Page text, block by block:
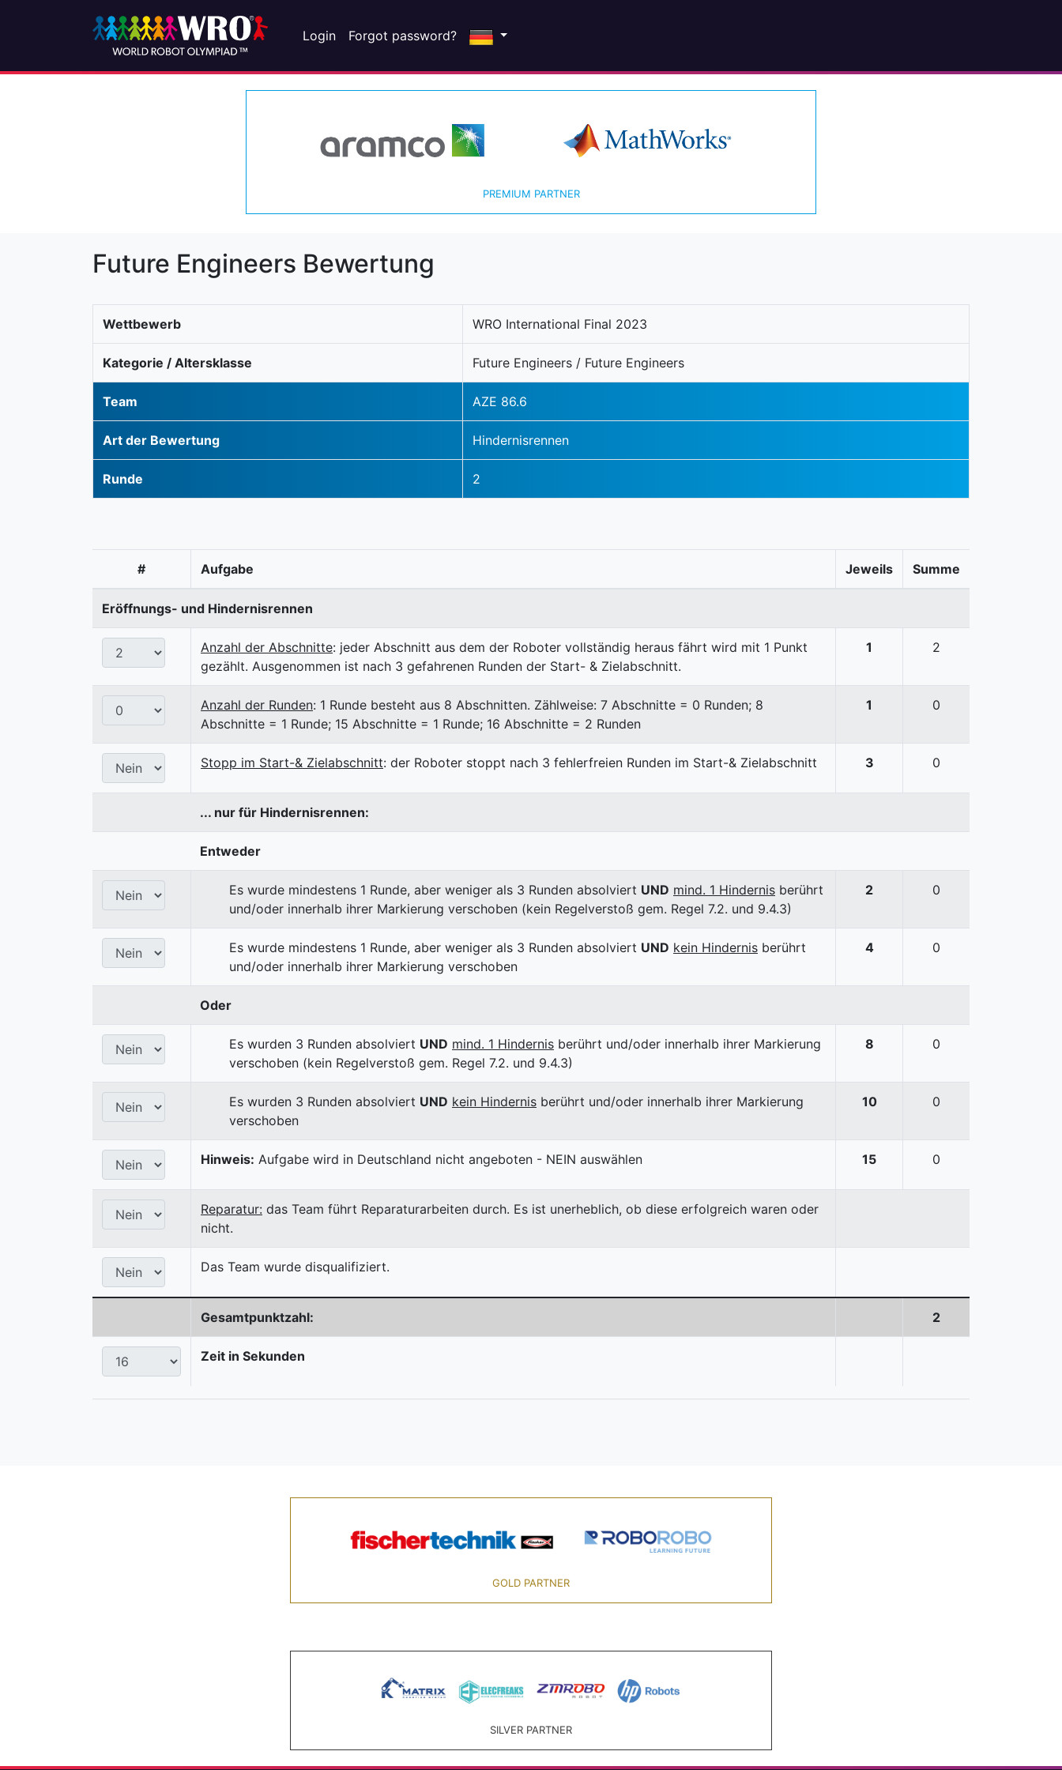
Login Forgot password?
PREMIUM PARTNER
Future Engineers Bewertung
Wettbewerb WRO International Final 2023
Kategorie / Altersklasse Future Engineers / Future Engineers
Team AZE 86.6
Art der Bewertung Hindernisrennen
Runde 2
# Aufgabe Jeweils Summe
Eröffnungs- und Hindernisrennen
Anzahl der Abschnitte: jeder Abschnitt aus dem der Roboter vollständig heraus fährt wird mit 1 Punkt
gezählt. Ausgenommen ist nach 3 gefahrenen Runden der Start- & Zielabschnitt.
1 2
Anzahl der Runden: 1 Runde besteht aus 8 Abschnitten. Zählweise: 7 Abschnitte = 0 Runden; 8
Abschnitte = 1 Runde; 15 Abschnitte = 1 Runde; 16 Abschnitte = 2 Runden
1 0
Stopp im Start-& Zielabschnitt: der Roboter stoppt nach 3 fehlerfreien Runden im Start-& Zielabschnitt 3 0
... nur für Hindernisrennen:
Entweder
Es wurde mindestens 1 Runde, aber weniger als 3 Runden absolviert UND mind. 1 Hindernis berührt
und/oder innerhalb ihrer Markierung verschoben (kein Regelverstoß gem. Regel 7.2. und 9.4.3)
2 0
Es wurde mindestens 1 Runde, aber weniger als 3 Runden absolviert UND kein Hindernis berührt
und/oder innerhalb ihrer Markierung verschoben
4 0
Oder
Es wurden 3 Runden absolviert UND mind. 1 Hindernis berührt und/oder innerhalb ihrer Markierung
verschoben (kein Regelverstoß gem. Regel 7.2. und 9.4.3)
8 0
Es wurden 3 Runden absolviert UND kein Hindernis berührt und/oder innerhalb ihrer Markierung
verschoben
10 0
Hinweis: Aufgabe wird in Deutschland nicht angeboten - NEIN auswählen 15 0
Reparatur: das Team führt Reparaturarbeiten durch. Es ist unerheblich, ob diese erfolgreich waren oder
nicht.
Das Team wurde disqualifiziert.
Gesamtpunktzahl: 2
Zeit in Sekunden
GOLD PARTNER
SILVER PARTNER